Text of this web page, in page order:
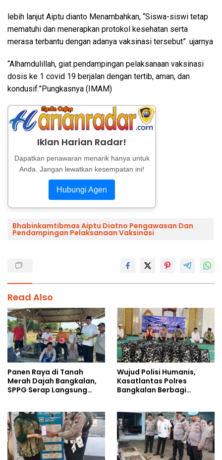
lebih lanjut Aiptu dianto Menambahkan, “Siswa-siswi tetap
mematuhi dan menerapkan protokol kesehatan serta
merasa terbantu dengan adanya vaksinasi tersebut”. ujarnya
“Alhamdulillah, giat pendampingan pelaksanaan vaksinasi
dosis ke 1 covid 19 berjalan dengan tertib, aman, dan
kondusif.”Pungkasnya (IMAM)
Iklan Harian Radar!
Dapatkan penawaran menarik hanya untuk
Anda. Jangan lewatkan kesempatan ini!
Hubungi Agen
Bhabinkamtibmas Aiptu Diatno Pengawasan Dan
Pendampingan Pelaksanaan Vaksinasi
Read Also
Panen Raya di Tanah
Merah Dajah Bangkalan,
SPPG Serap Langsung
Wujud Polisi Humanis,
Kasatlantas Polres
Bangkalan Berbagi
Ahmad Ibrahim